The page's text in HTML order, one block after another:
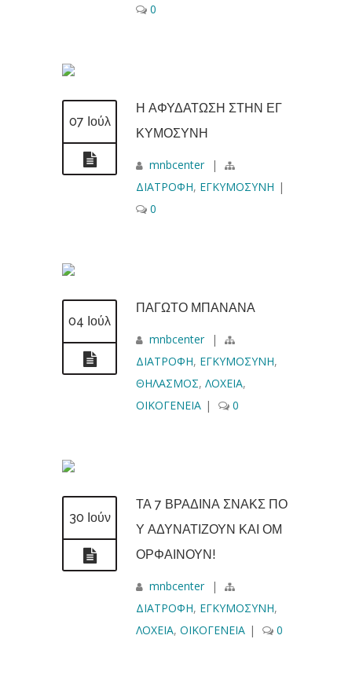
0
07 Ιούλ
Η ΑΦΥΔΑΤΩΣΗ ΣΤΗΝ ΕΓ
ΚΥΜΟΣΥΝΗ
mnbcenter
|
ΔΙΑΤΡΟΦΗ, ΕΓΚΥΜΟΣΥΝΗ |
0
04 Ιούλ
ΠΑΓΩΤΟ ΜΠΑΝΑΝΑ
mnbcenter
|
ΔΙΑΤΡΟΦΗ, ΕΓΚΥΜΟΣΥΝΗ,
ΘΗΛΑΣΜΟΣ, ΛΟΧΕΙΑ,
ΟΙΚΟΓΕΝΕΙΑ | 0
30 Ιούν
ΤΑ 7 ΒΡΑΔΙΝΑ ΣΝΑΚΣ ΠΟ
Υ ΑΔΥΝΑΤΙΖΟΥΝ ΚΑΙ ΟΜ
ΟΡΦΑΙΝΟΥΝ!
mnbcenter
|
ΔΙΑΤΡΟΦΗ, ΕΓΚΥΜΟΣΥΝΗ,
ΛΟΧΕΙΑ, ΟΙΚΟΓΕΝΕΙΑ | 0